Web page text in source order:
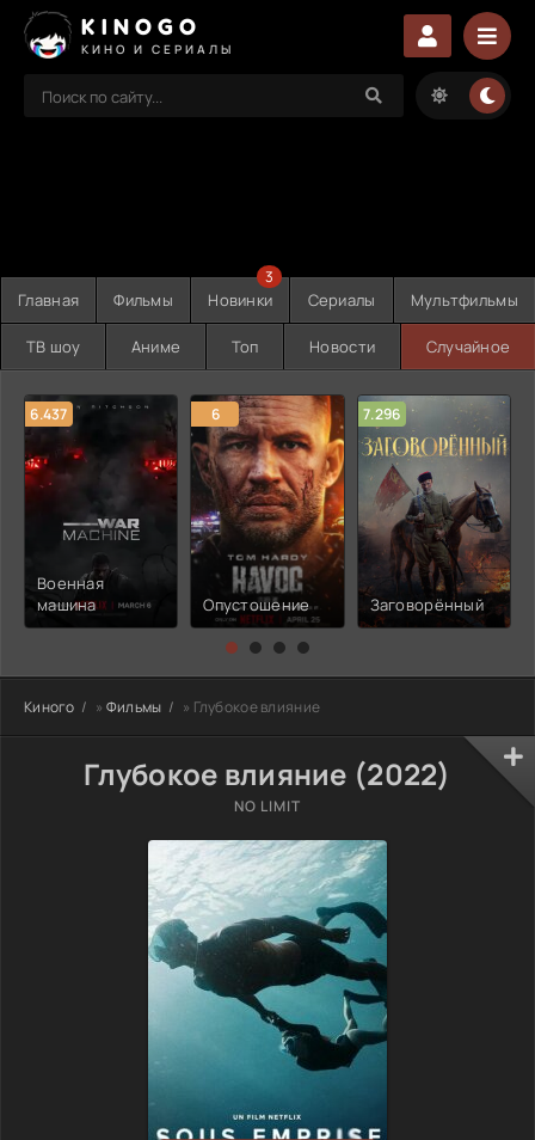
KINOGO
КИНО И СЕРИАЛЫ
Главная Фильмы Новинки
3
Сериалы Мультфильмы
ТВ шоу Аниме Топ Новости Случайное
6.437
Военная
машина
6
Опустошение
7.296
Заговорённый
Киного » Фильмы » Глубокое влияние
Глубокое влияние (2022)
NO LIMIT